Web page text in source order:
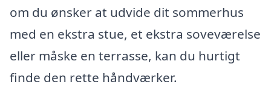
om du ønsker at udvide dit sommerhus
med en ekstra stue, et ekstra soveværelse
eller måske en terrasse, kan du hurtigt
finde den rette håndværker.